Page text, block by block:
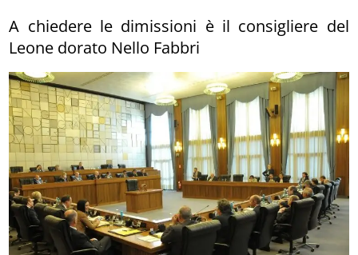
A chiedere le dimissioni è il consigliere del
Leone dorato Nello Fabbri